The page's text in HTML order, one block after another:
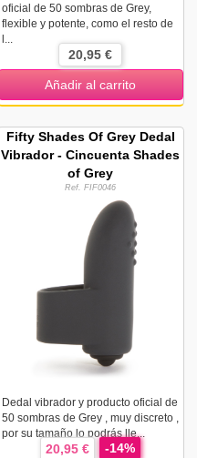
oficial de 50 sombras de Grey,
flexible y potente, como el resto de
l...
20,95 €
Añadir al carrito
Fifty Shades Of Grey Dedal
Vibrador - Cincuenta Shades
of Grey
Ref. FIF0046
Dedal vibrador y producto oficial de
50 sombras de Grey , muy discreto ,
por su tamaño lo podrás lle...
20,95 € -14%